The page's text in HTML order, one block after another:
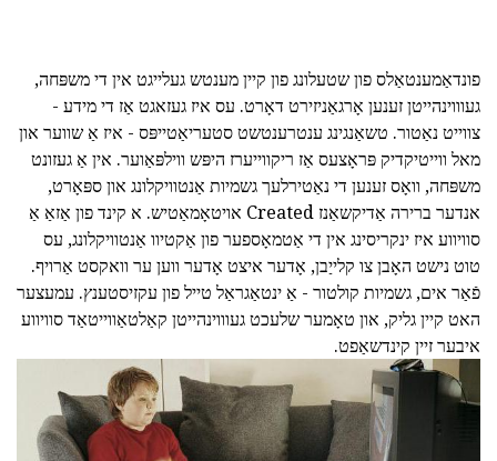
פונדאַמענטאַלס פון שטעלונג פון קיין מענטש געלייגט אין די משפּחה,
געוווינהייטן זענען אָרגאַניזירט דאָרט. עס איז געזאגט אַז די מידע -
צווייט נאַטור. טשאַנגינג ענטרענטשט סטעריאַטייפּס - איז אַ שווער און
מאל ווייטיקדיק פּראָצעס אַז ריקווייערז היפּש ווילפּאַוער. אין אַ געזונט
משפּחה, וואָס זענען די נאַטירלעך גשמיות אַנטוויקלונג און ספּאָרט,
אנדער ברירה אַדיקשאַנז Created אויטאָמאַטיש. א קינד פון אַזאַ אַ
סוויווע איז ינקריסינג אין די אַטמאָספער פון אַקטיוו אַנטוויקלונג, עס
טוט נישט האָבן צו קלייַבן, אָדער איצט אָדער ווען ער וואקסט אַרויף.
פֿאַר אים, גשמיות קולטור - אַ ינטאַגראַל טייל פון עקזיסטענץ. עמעצער
האט קיין גליק, און טאָמער שלעכט געוווינהייטן קאַלטאַווייטאַד סוויווע
איבער זיין קינדשאַפט.